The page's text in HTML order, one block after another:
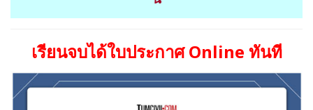
เรียนจบได้ใบประกาศOnline ทันที